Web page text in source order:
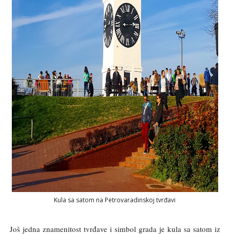
Kula sa satom na Petrovaradinskoj tvrđavi
Još jedna znamenitost tvrđave i simbol grada je kula sa satom iz